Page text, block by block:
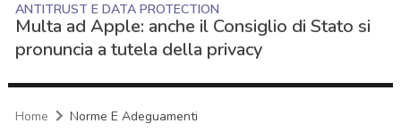
ANTITRUST E DATA PROTECTION
Multa ad Apple: anche il Consiglio di Stato si
pronuncia a tutela della privacy
Home Norme E Adeguamenti